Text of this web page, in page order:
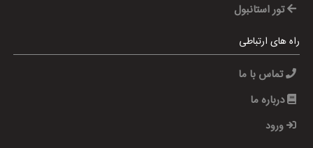
تور استانبول
راه های ارتباطی
تماس با ما
درباره ما
ورود